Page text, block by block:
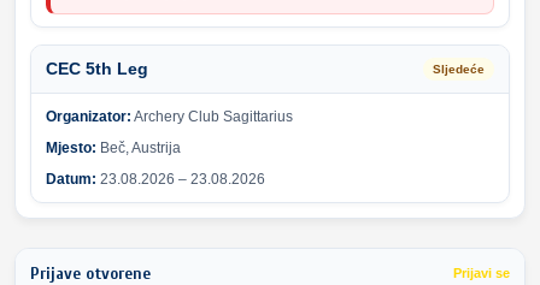
CEC 5th Leg Sljedeće
Organizator: Archery Club Sagittarius
Mjesto: Beč, Austrija
Datum: 23.08.2026 – 23.08.2026
Prijave otvorene Prijavi se